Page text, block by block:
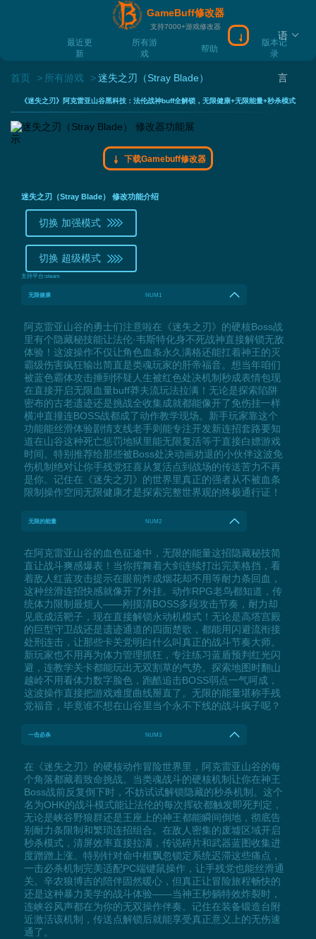
GameBuff修改器
支持7000+游戏修改器
最近更
新
所有游
戏
帮助
版本记
录
下载Gamebuff
语
言
首页 所有游戏 迷失之刃（Stray Blade）
《迷失之刃》阿克雷亚山谷黑科技：法伦战神buff全解锁，无限健康+无限能量+秒杀模式
下载Gamebuff修改器
迷失之刃（Stray Blade） 修改功能介绍
切换 加强模式
切换 超级模式
支持平台:steam
无限健康 NUM1
阿克雷亚山谷的勇士们注意啦在《迷失之刃》的硬核Boss战
里有个隐藏秘技能让法伦·韦斯特化身不死战神直接解锁无敌
体验！这波操作不仅让角色血条永久满格还能扛着神王的灭
霸级伤害疯狂输出简直是类魂玩家的肝帝福音。想当年咱们
被蓝色霸体攻击捶到怀疑人生被红色处决机制秒成表情包现
在直接开启无限血量buff莽夫流玩法拉满！无论是探索陷阱
密布的古老遗迹还是挑战全收集成就都能像开了免伤挂一样
横冲直撞连BOSS战都成了动作教学现场。新手玩家靠这个
功能能丝滑体验剧情支线老手则能专注开发新连招套路要知
道在山谷这种死亡惩罚地狱里能无限复活等于直接白嫖游戏
时间。特别推荐给那些被Boss处决动画劝退的小伙伴这波免
伤机制绝对让你手残党狂喜从复活点到战场的传送苦力不再
是你。记住在《迷失之刃》的世界里真正的强者从不被血条
限制操作空间无限健康才是探索完整世界观的终极通行证！
无限的能量 NUM2
在阿克雷亚山谷的血色征途中，无限的能量这招隐藏秘技简
直让战斗爽感爆表！当你挥舞着大剑连续打出完美格挡，看
着敌人红蓝攻击提示在眼前炸成烟花却不用等耐力条回血，
这种丝滑连招快感就像开了外挂。动作RPG老鸟都知道，传
统体力限制最烦人——刚摸清BOSS多段攻击节奏，耐力却
见底成活靶子，现在直接解锁永动机模式！无论是高塔宫殿
的巨型守卫战还是遗迹通道的四面楚歌，都能用闪避流衔接
处刑连击，让那些卡关党明白什么叫真正的战斗节奏大师。
新玩家也不用再为体力管理抓狂，专注练习蓝盾预判红光闪
避，连教学关卡都能玩出无双割草的气势。探索地图时翻山
越岭不用看体力数字脸色，跑酷追击BOSS弱点一气呵成，
这波操作直接把游戏难度曲线掰直了。无限的能量堪称手残
党福音，毕竟谁不想在山谷里当个永不下线的战斗疯子呢？
一击必杀 NUM3
在《迷失之刃》的硬核动作冒险世界里，阿克雷亚山谷的每
个角落都藏着致命挑战。当类魂战斗的硬核机制让你在神王
Boss战前反复倒下时，不妨试试解锁隐藏的秒杀机制。这个
名为OHK的战斗模式能让法伦的每次挥砍都触发即死判定，
无论是峡谷野狼群还是王座上的神王都能瞬间倒地，彻底告
别耐力条限制和繁琐连招组合。在敌人密集的废墟区域开启
秒杀模式，清屏效率直接拉满，传说碎片和武器蓝图收集进
度蹭蹭上涨。特别针对命中框飘忽锁定系统迟滞这些痛点，
一击必杀机制完美适配PC端键鼠操作，让手残党也能丝滑通
关。辛农狼博吉的陪伴固然暖心，但真正让冒险旅程畅快的
还是这种暴力美学的战斗体验——当神王秒躺特效炸裂时，
连峡谷风声都在为你的无双操作伴奏。记住在装备锻造台附
近激活该机制，传送点解锁后就能享受真正意义上的无伤速
通了。